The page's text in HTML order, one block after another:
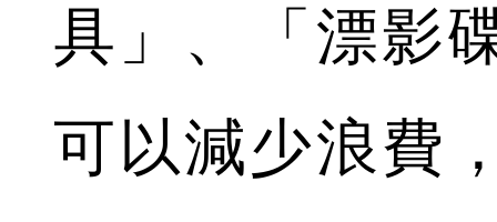
具」、「漂影
可以減少浪費